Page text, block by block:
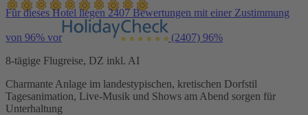
Für dieses Hotel liegen 2407 Bewertungen mit einer Zustimmung
von 96% vor (2407) 96%
8-tägige Flugreise, DZ inkl. AI
Charmante Anlage im landestypischen, kretischen Dorfstil
Tagesanimation, Live-Musik und Shows am Abend sorgen für
Unterhaltung